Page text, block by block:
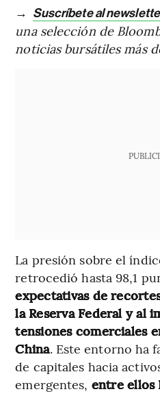
→ Suscríbete al
una selección de
noticias bursátiles más
La presión sobre el
retrocedió hasta 98,1
expectativas de
la Reserva Federal y al
tensiones comerciales
China. Este entorno ha
de capitales hacia
emergentes, entre ellos